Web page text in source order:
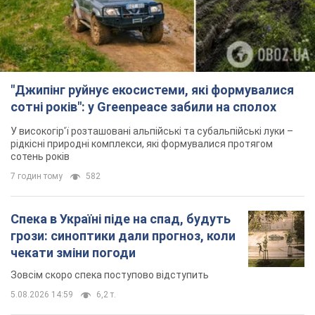
"Джипінг руйнує екосистеми, які формувалися
сотні років": у Greenpeace забили на сполох
У високогір'ї розташовані альпійські та субальпійські луки –
рідкісні природні комплекси, які формувалися протягом
сотень років
7 годин тому 582
Спека в Україні піде на спад, будуть
грози: синоптики дали прогноз, коли
чекати зміни погоди
Зовсім скоро спека поступово відступить
5.08.2026 14:59 6,2 т.